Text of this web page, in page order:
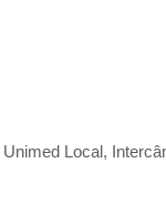
Unimed Local,